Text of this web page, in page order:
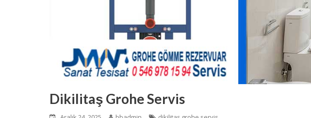
Dikilitaş Grohe Servis